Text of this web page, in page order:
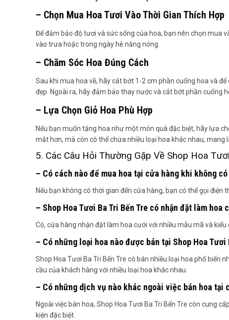
– Chọn Mua Hoa Tươi Vào Thời Gian Thích Hợp
Để đảm bảo độ tươi và sức sống của hoa, bạn nên chọn mua
vào trưa hoặc trong ngày hè nắng nóng.
– Chăm Sóc Hoa Đúng Cách
Sau khi mua hoa về, hãy cắt bớt 1-2 cm phần cuống hoa và
đẹp. Ngoài ra, hãy đảm bảo thay nước và cắt bớt phần cuống
– Lựa Chọn Giỏ Hoa Phù Hợp
Nếu bạn muốn tặng hoa như một món quà đặc biệt, hãy lựa
mắt hơn, mà còn có thể chứa nhiều loại hoa khác nhau, mang
5. Các Câu Hỏi Thường Gặp Về Shop Hoa
– Có cách nào để mua hoa tại cửa hàng khi không
Nếu bạn không có thời gian đến cửa hàng, bạn có thể gọi
– Shop Hoa Tươi Ba Tri Bến Tre có nhận đặt làm hoa
Có, cửa hàng nhận đặt làm hoa cưới với nhiều mẫu mã và
– Có những loại hoa nào được bán tại Shop Hoa Tươi
Shop Hoa Tươi Ba Tri Bến Tre có bán nhiều loại hoa phổ biến
cầu của khách hàng với nhiều loại hoa khác nhau.
– Có những dịch vụ nào khác ngoài việc bán hoa tại
Ngoài việc bán hoa, Shop Hoa Tươi Ba Tri Bến Tre còn cung
kiện đặc biệt.